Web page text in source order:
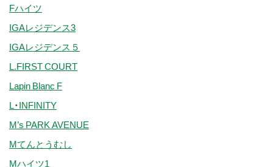
Fハイツ
IGAレジデンス3
IGAレジデンス５
L.FIRST COURT
Lapin Blanc F
L・INFINITY
M’s PARK AVENUE
Mてんとうむし
Mハイツ1